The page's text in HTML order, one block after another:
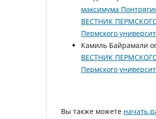
максимума
ВЕСТНИК
Пермского
Камиль Байрамали
ВЕСТНИК
Пермского
Вы также можете начать